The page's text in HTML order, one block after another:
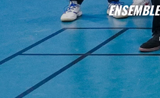
ENSEMBLE